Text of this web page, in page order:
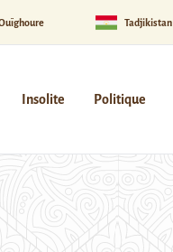
Tadjikistan
Insolite Politique